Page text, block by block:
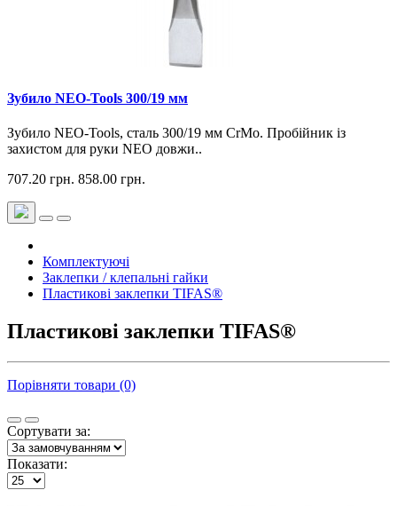
Зубило NEO-Tools 300/19 мм
Зубило NEO-Tools, сталь 300/19 мм CrMo. Пробійник із
захистом для руки NEO довжи..
707.20 грн. 858.00 грн.
Комплектуючі
Заклепки / клепальні гайки
Пластикові заклепки TIFAS®
Пластикові заклепки TIFAS®
Порівняти товари (0)
Сортувати за:
Показати: